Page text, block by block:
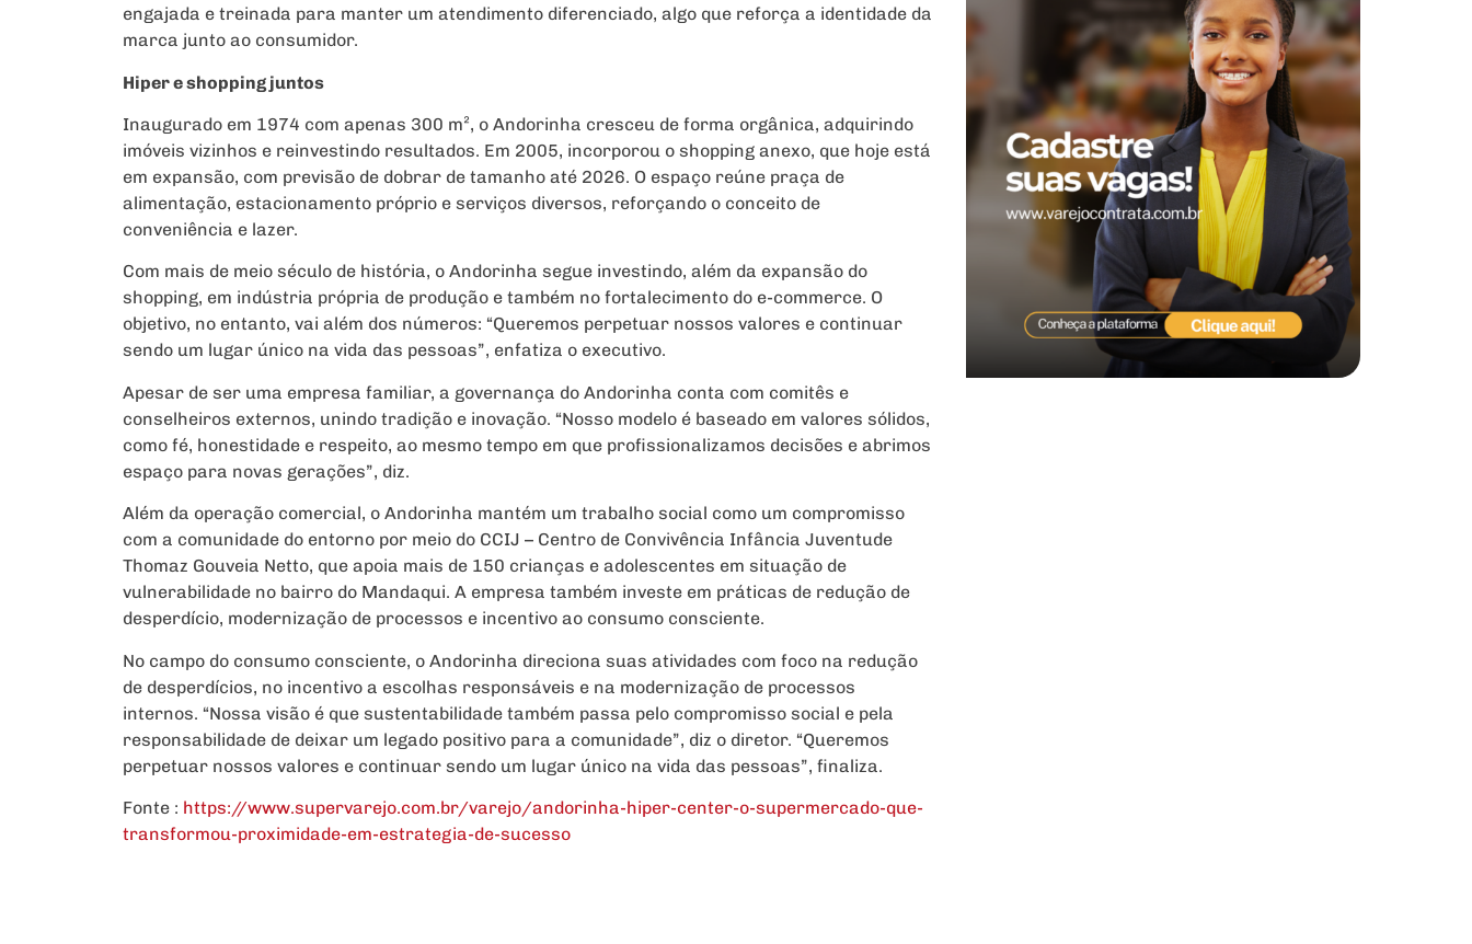
engajada e treinada para manter um atendimento diferenciado, algo que reforça a identidade da
marca junto ao consumidor.
Hiper e shopping juntos
Inaugurado em 1974 com apenas 300 m², o Andorinha cresceu de forma orgânica, adquirindo
imóveis vizinhos e reinvestindo resultados. Em 2005, incorporou o shopping anexo, que hoje está
em expansão, com previsão de dobrar de tamanho até 2026. O espaço reúne praça de
alimentação, estacionamento próprio e serviços diversos, reforçando o conceito de
conveniência e lazer.
Com mais de meio século de história, o Andorinha segue investindo, além da expansão do
shopping, em indústria própria de produção e também no fortalecimento do e-commerce. O
objetivo, no entanto, vai além dos números: “Queremos perpetuar nossos valores e continuar
sendo um lugar único na vida das pessoas”, enfatiza o executivo.
Apesar de ser uma empresa familiar, a governança do Andorinha conta com comitês e
conselheiros externos, unindo tradição e inovação. “Nosso modelo é baseado em valores sólidos,
como fé, honestidade e respeito, ao mesmo tempo em que profissionalizamos decisões e abrimos
espaço para novas gerações”, diz.
Além da operação comercial, o Andorinha mantém um trabalho social como um compromisso
com a comunidade do entorno por meio do CCIJ – Centro de Convivência Infância Juventude
Thomaz Gouveia Netto, que apoia mais de 150 crianças e adolescentes em situação de
vulnerabilidade no bairro do Mandaqui. A empresa também investe em práticas de redução de
desperdício, modernização de processos e incentivo ao consumo consciente.
No campo do consumo consciente, o Andorinha direciona suas atividades com foco na redução
de desperdícios, no incentivo a escolhas responsáveis e na modernização de processos
internos. “Nossa visão é que sustentabilidade também passa pelo compromisso social e pela
responsabilidade de deixar um legado positivo para a comunidade”, diz o diretor. “Queremos
perpetuar nossos valores e continuar sendo um lugar único na vida das pessoas”, finaliza.
Fonte : https://www.supervarejo.com.br/varejo/andorinha-hiper-center-o-supermercado-que-
transformou-proximidade-em-estrategia-de-sucesso